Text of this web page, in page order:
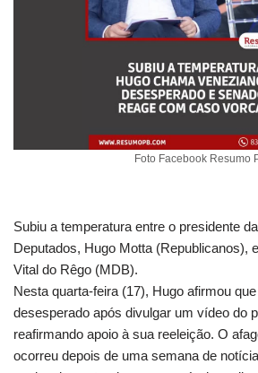
Foto Facebook Resumo
Subiu a temperatura entre o presidente
Deputados, Hugo Motta (Republicanos),
Vital do Rêgo (MDB).
Nesta quarta-feira (17), Hugo afirmou
desesperado após divulgar um vídeo do
reafirmando apoio à sua reeleição. O
ocorreu depois de uma semana de